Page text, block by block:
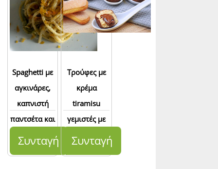
Spaghetti με
αγκινάρες,
καπνιστή
παντσέτα και
πεκορινο
Συνταγή
Τρούφες με
κρέμα
tiramisu
γεμιστές με
πραλίνα
φουντουκιού
Συνταγή